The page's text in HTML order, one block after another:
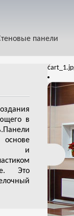
панели
в
и
Это